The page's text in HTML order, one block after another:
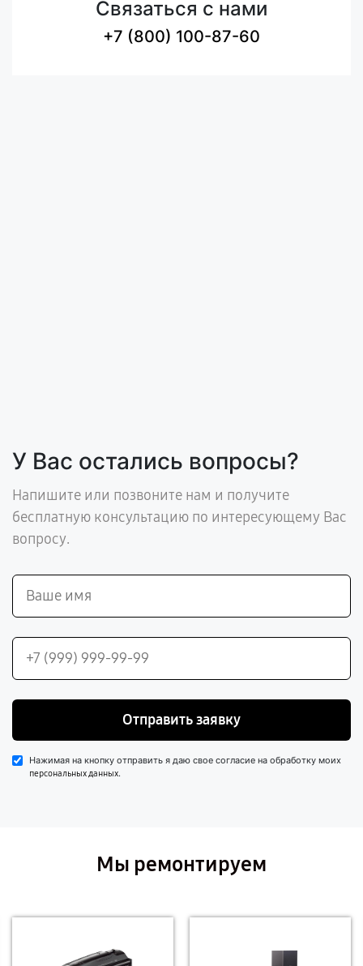
Связаться с нами
+7 (800) 100-87-60
У Вас остались вопросы?
Напишите или позвоните нам и получите
бесплатную консультацию по интересующему Вас
вопросу.
Отправить заявку
Нажимая на кнопку отправить я даю свое согласие на обработку моих
персональных данных.
Мы ремонтируем